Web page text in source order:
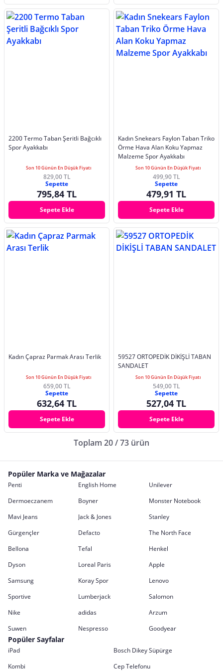
2200 Termo Taban Şeritli Bağcıklı
Spor Ayakkabı
Son 10 Günün En Düşük Fiyatı
829,00 TL
Sepette
795,84 TL
Sepete Ekle
Kadın Snekears Faylon Taban Triko
Örme Hava Alan Koku Yapmaz
Malzeme Spor Ayakkabı
Son 10 Günün En Düşük Fiyatı
499,90 TL
Sepette
479,91 TL
Sepete Ekle
Kadın Çapraz Parmak Arası Terlik
Son 10 Günün En Düşük Fiyatı
659,00 TL
Sepette
632,64 TL
Sepete Ekle
59527 ORTOPEDİK DİKİŞLİ TABAN
SANDALET
Son 10 Günün En Düşük Fiyatı
549,00 TL
Sepette
527,04 TL
Sepete Ekle
Toplam 20 / 73 ürün
Popüler Marka ve Mağazalar
Penti English Home
Unilever
Dermoeczanem
Boyner
Monster Notebook
Mavi Jeans
Jack & Jones
Stanley
Gürgençler
Defacto
The North Face
Bellona
Tefal
Henkel
Dyson
Loreal Paris
Apple
Samsung
Koray Spor
Lenovo
Sportive
Lumberjack
Salomon
Nike
adidas
Arzum
Suwen
Nespresso Goodyear
Popüler Sayfalar
iPad
Bosch Dikey Süpürge
Kombi
Cep Telefonu